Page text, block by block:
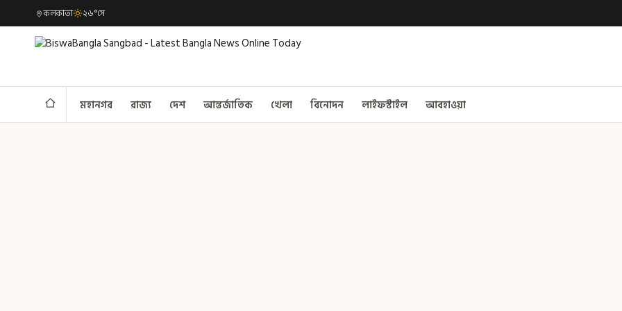
কলকাতা ২৬°সে
মহানগর রাজ্য দেশ আন্তর্জাতিক খেলা বিনোদন লাইফস্টাইল আবহাওয়া